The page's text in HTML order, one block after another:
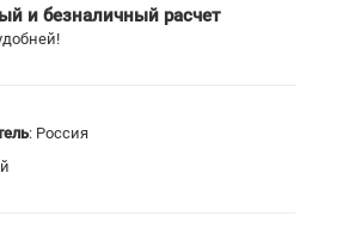
и безналичный расчет
: Россия